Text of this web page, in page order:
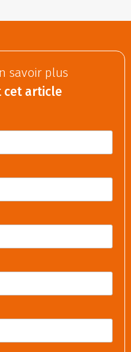
savoir plus
cet article